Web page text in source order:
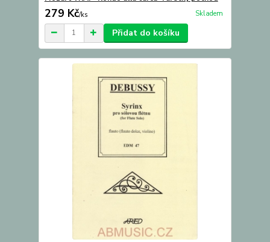
279 Kč/ks Skladem
Přidat do košíku